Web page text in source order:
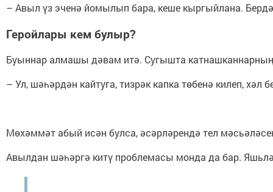
– Авыл үз эченә йомылып бара, кеше кыргыйлана.
Геройлары кем булыр?
Буыннар алмашы дәвам итә. Сугышта
– Ул, шәһәрдән кайтуга, тизрәк капка төбенә килеп,
Мөхәммәт абый исән булса, әсәрләрендә тел
Авылдан шәһәргә китү проблемасы монда да бар.